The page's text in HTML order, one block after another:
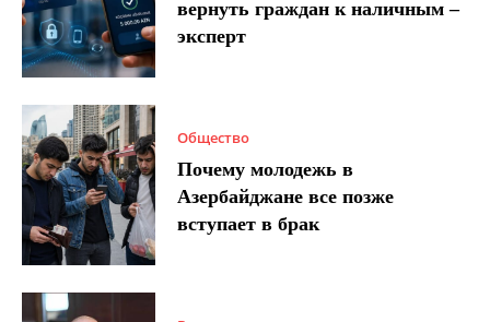
вернуть граждан к наличным –
эксперт
Общество
Почему молодежь в
Азербайджане все позже
вступает в брак